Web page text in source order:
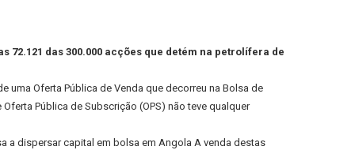
72.121 das 300.000 acções que detém na petrolífera de
uma Oferta Pública de Venda que decorreu na Bolsa de
Pública de Subscrição (OPS) não teve qualquer
a dispersar capital em bolsa em Angola A venda destas